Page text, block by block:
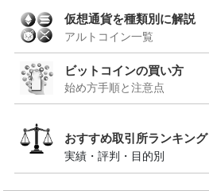
仮想通貨を種類別に解説
アルトコイン一覧
ビットコインの買い方
始め方手順と注意点
おすすめ取引所ランキング
実績・評判・目的別